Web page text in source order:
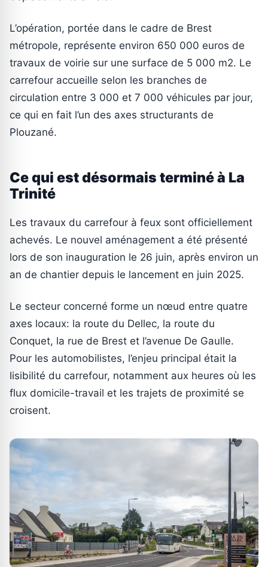
L’opération, portée dans le cadre de Brest
métropole, représente environ 650 000 euros de
travaux de voirie sur une surface de 5 000 m2. Le
carrefour accueille selon les branches de
circulation entre 3 000 et 7 000 véhicules par jour,
ce qui en fait l’un des axes structurants de
Plouzané.
Ce qui est désormais terminé à La
Trinité
Les travaux du carrefour à feux sont officiellement
achevés. Le nouvel aménagement a été présenté
lors de son inauguration le 26 juin, après environ un
an de chantier depuis le lancement en juin 2025.
Le secteur concerné forme un nœud entre quatre
axes locaux: la route du Dellec, la route du
Conquet, la rue de Brest et l’avenue De Gaulle.
Pour les automobilistes, l’enjeu principal était la
lisibilité du carrefour, notamment aux heures où les
flux domicile-travail et les trajets de proximité se
croisent.